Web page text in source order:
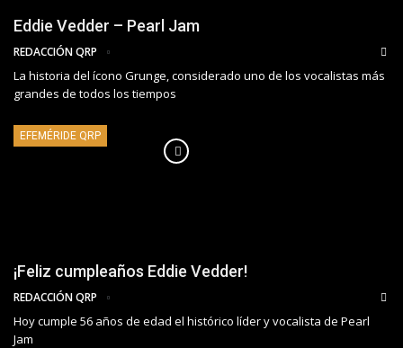
Eddie Vedder – Pearl Jam
REDACCIÓN QRP
La historia del ícono Grunge, considerado uno de los vocalistas más
grandes de todos los tiempos
EFEMÉRIDE QRP
¡Feliz cumpleaños Eddie Vedder!
REDACCIÓN QRP
Hoy cumple 56 años de edad el histórico líder y vocalista de Pearl
Jam